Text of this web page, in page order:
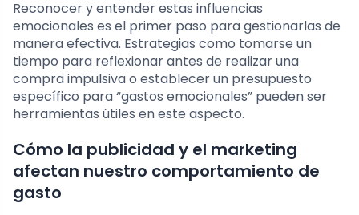
Reconocer y entender estas influencias
emocionales es el primer paso para gestionarlas de
manera efectiva. Estrategias como tomarse un
tiempo para reflexionar antes de realizar una
compra impulsiva o establecer un presupuesto
específico para “gastos emocionales” pueden ser
herramientas útiles en este aspecto.
Cómo la publicidad y el marketing
afectan nuestro comportamiento de
gasto